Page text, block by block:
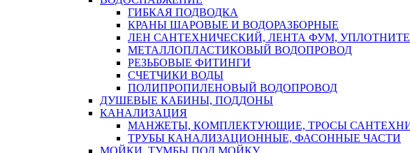
ГИБКАЯ ПОДВОДКА
КРАНЫ ШАРОВЫЕ И ВОДОРАЗБОРНЫЕ
ЛЕН САНТЕХНИЧЕСКИЙ, ЛЕНТА ФУМ,
МЕТАЛЛОПЛАСТИКОВЫЙ ВОДОПРОВОД
РЕЗЬБОВЫЕ ФИТИНГИ
СЧЕТЧИКИ ВОДЫ
ПОЛИПРОПИЛЕНОВЫЙ ВОДОПРОВОД
ДУШЕВЫЕ КАБИНЫ, ПОДДОНЫ
КАНАЛИЗАЦИЯ
МАНЖЕТЫ, КОМПЛЕКТУЮЩИЕ, ТРОСЫ
ТРУБЫ КАНАЛИЗАЦИОННЫЕ, ФАСОННЫЕ ЧАСТИ